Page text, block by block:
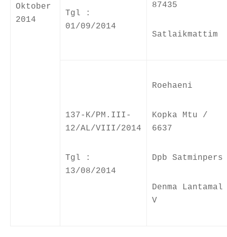
Oktober
2014
Tgl :
01/09/2014
87435
Satlaikmattim
137-K/PM.III-
12/AL/VIII/2014
Tgl :
13/08/2014
Roehaeni
Kopka Mtu /
6637
Dpb Satminpers
Denma Lantamal
V